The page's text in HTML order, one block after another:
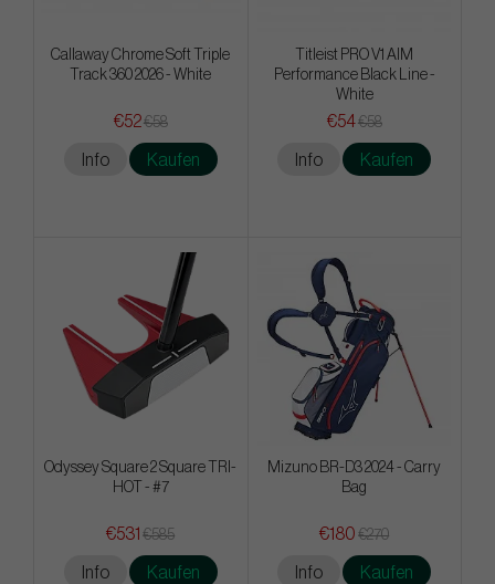
Callaway Chrome Soft Triple
Track 360 2026 - White
€52€58
Info Kaufen
Titleist PRO V1 AIM
Performance Black Line -
White
€54€58
Info Kaufen
Odyssey Square 2 Square TRI-
HOT - #7
€531 €585
Info Kaufen
Mizuno BR-D3 2024 - Carry
Bag
€180 €270
Info Kaufen